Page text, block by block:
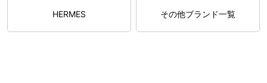
HERMES その他ブランド一覧